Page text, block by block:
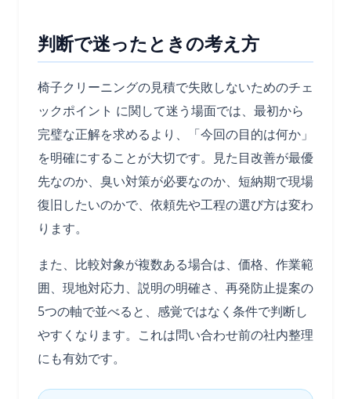
判断で迷ったときの考え方
椅子クリーニングの見積で失敗しないためのチェ
ックポイント に関して迷う場面では、最初から
完璧な正解を求めるより、「今回の目的は何か」
を明確にすることが大切です。見た目改善が最優
先なのか、臭い対策が必要なのか、短納期で現場
復旧したいのかで、依頼先や工程の選び方は変わ
ります。
また、比較対象が複数ある場合は、価格、作業範
囲、現地対応力、説明の明確さ、再発防止提案の
5つの軸で並べると、感覚ではなく条件で判断し
やすくなります。これは問い合わせ前の社内整理
にも有効です。